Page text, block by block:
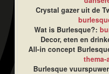
Crystal gazer uit de
Wat is Burlesque?:
Decor, eten en
All-in concept
Burlesque